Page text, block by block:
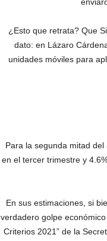
¿Esto que retrata? Que
dato: en Lázaro
unidades móviles para
Para la segunda mitad
en el tercer trimestre y
En sus estimaciones, si
verdadero golpe
Criterios 2021” de la